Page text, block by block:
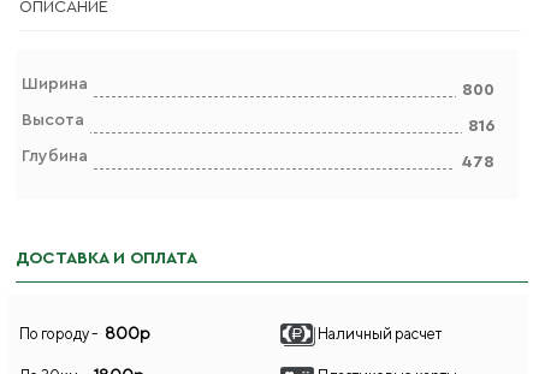
ОПИСАНИЕ
Ширина
800
Высота
816
Глубина
478
ДОСТАВКА И ОПЛАТА
По городу - 800р Наличный расчет